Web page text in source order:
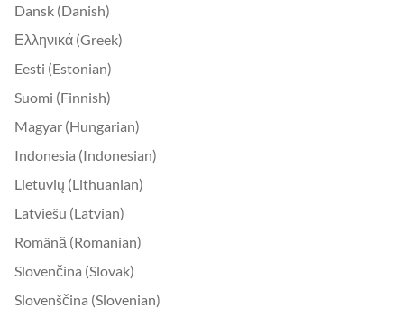
Dansk (Danish)
Ελληνικά (Greek)
Eesti (Estonian)
Suomi (Finnish)
Magyar (Hungarian)
Indonesia (Indonesian)
Lietuvių (Lithuanian)
Latviešu (Latvian)
Română (Romanian)
Slovenčina (Slovak)
Slovenščina (Slovenian)